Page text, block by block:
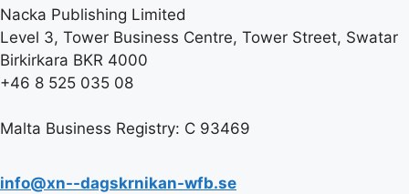
Nacka Publishing Limited
Level 3, Tower Business Centre, Tower Street, Swatar
Birkirkara BKR 4000
+46 8 525 035 08
Malta Business Registry: C 93469
info@xn--dagskrnikan-wfb.se